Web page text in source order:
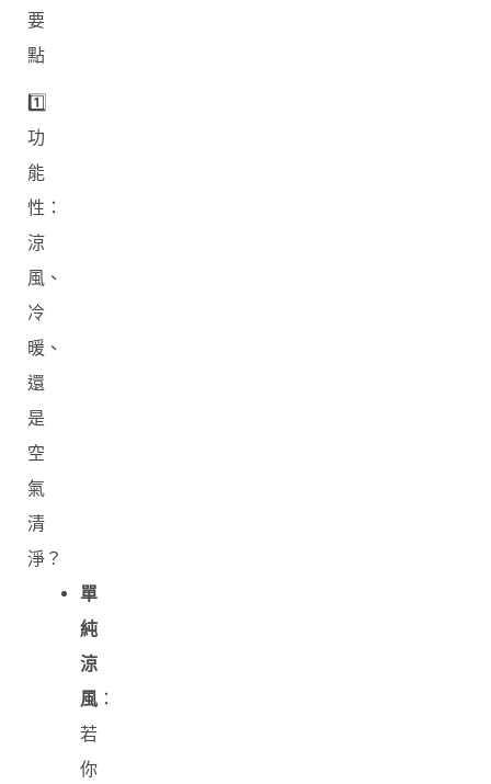
要
點
1️⃣
功
能
性：
涼
風、
冷
暖、
還
是
空
氣
清
淨？
單
純
涼
風 ：
若
你